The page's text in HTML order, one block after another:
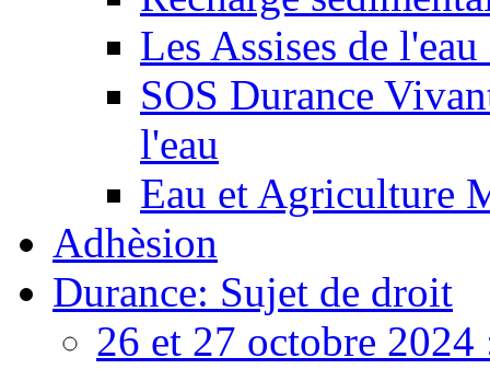
Les Assises de
SOS Durance
l'eau
Eau et Agriculture
Adhèsion
Durance: Sujet de droit
26 et 27 octobre 2024